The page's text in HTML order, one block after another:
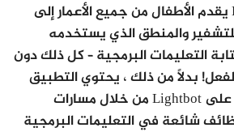
Lightbot: Code Code يقدم الأطفال من جميع الأعمار إلى
والمنطق الذي يستخدمه
التعليمات البرمجية – كل ذلك دون
بدلاً من ذلك ، يحتوي التطبيق
على أطفال يحصلون على Lightbot من خلال مسارات
شائعة في التعليمات البرمجية